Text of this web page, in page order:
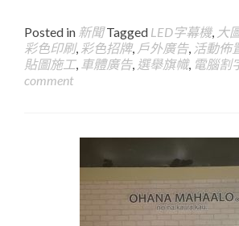
Posted in 新聞 Tagged LED字幕機, 大
彩色印刷, 彩色招牌, 戶外廣告, 活動佈
貼圖施工, 車體廣告, 選舉旗幟, 電腦割
comment